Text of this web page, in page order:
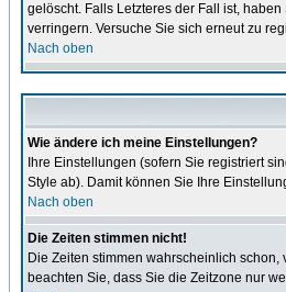
gelöscht. Falls Letzteres der Fall ist,
verringern. Versuche Sie sich erneut zu
Nach oben
Wie ändere ich meine Einstellungen?
Ihre Einstellungen (sofern Sie registriert
Style ab). Damit können Sie Ihre
Nach oben
Die Zeiten stimmen nicht!
Die Zeiten stimmen wahrscheinlich
beachten Sie, dass Sie die Zeitzone nur